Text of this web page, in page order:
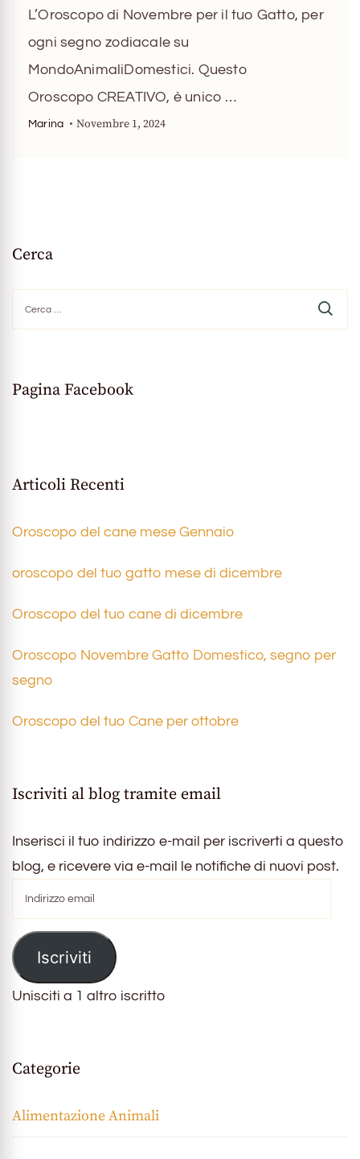
L’Oroscopo di Novembre per il tuo Gatto, per
ogni segno zodiacale su
MondoAnimaliDomestici. Questo
Oroscopo CREATIVO, è unico …
Marina Novembre 1, 2024
Cerca
per:
Pagina Facebook
Articoli Recenti
Oroscopo del cane mese Gennaio
oroscopo del tuo gatto mese di dicembre
Oroscopo del tuo cane di dicembre
Oroscopo Novembre Gatto Domestico, segno per
segno
Oroscopo del tuo Cane per ottobre
Iscriviti al blog tramite email
Inserisci il tuo indirizzo e-mail per iscriverti a questo
blog, e ricevere via e-mail le notifiche di nuovi post.
email
Iscriviti
Unisciti a 1 altro iscritto
Categorie
Alimentazione Animali